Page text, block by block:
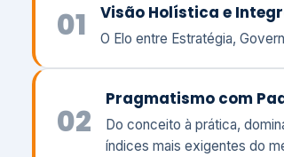
01 Visão Holística e
O Elo entre Estratégia,
02
Pragmatismo com
Do conceito à prática,
índices mais exigentes do